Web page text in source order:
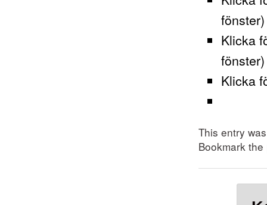
fönster)
Klicka
fönster)
Klicka
This entry
Bookmark the